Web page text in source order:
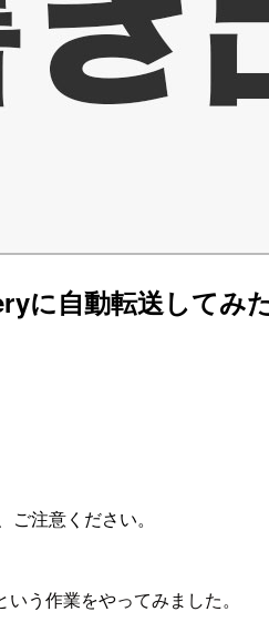
に自動転送してみ
注意ください。
いう作業をやってみました。